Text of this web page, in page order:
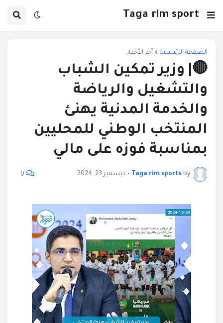
Taga rim sport
الصفحة الرئيسية آخر الأخبار
🔴| وزير تمكين الشباب
والتشغيل والرياضة
والخدمة المدنية يهنئ
المنتخب الوطني للمحليين
بمناسبة فوزه على مالي
by
Taga rim sports
• ديسمبر 23, 2024 0